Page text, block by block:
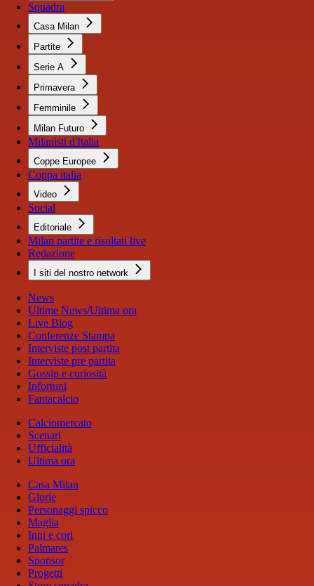
Squadra
Casa Milan
Partite
Serie A
Primavera
Femminile
Milan Futuro
Milanisti d'Italia
Coppe Europee
Coppa italia
Video
Social
Editoriale
Milan partite e risultati live
Redazione
I siti del nostro network
News
Ultime News/Ultima ora
Live Blog
Conferenze Stampa
Interviste post partita
Interviste pre partita
Gossip e curiosità
Infortuni
Fantacalcio
Calciomercato
Scenari
Ufficialità
Ultima ora
Casa Milan
Glorie
Personaggi spicco
Maglia
Inni e cori
Palmares
Sponsor
Progetti